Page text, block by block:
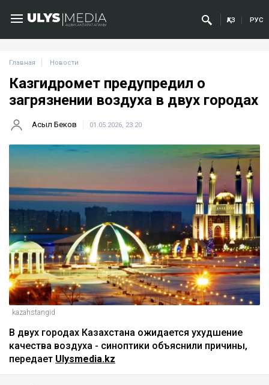
ҚАЗ РУС
Главная Новости
Казгидромет предупредил о
загрязнении воздуха в двух городах
Асыл Беков 01.05.2026, 23:20
kazahstangid
В двух городах Казахстана ожидается ухудшение
качества воздуха - синоптики объяснили причины,
передает Ulysmedia.kz